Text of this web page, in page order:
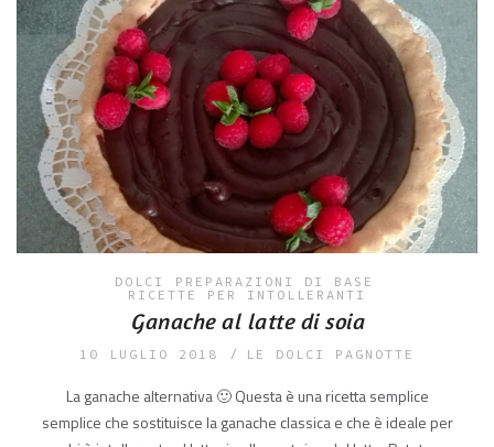
DOLCI
PREPARAZIONI DI BASE
RICETTE PER INTOLLERANTI
Ganache al latte di soia
10 LUGLIO 2018 LE DOLCI PAGNOTTE
La ganache alternativa 🙂 Questa è una ricetta semplice
semplice che sostituisce la ganache classica e che è ideale per